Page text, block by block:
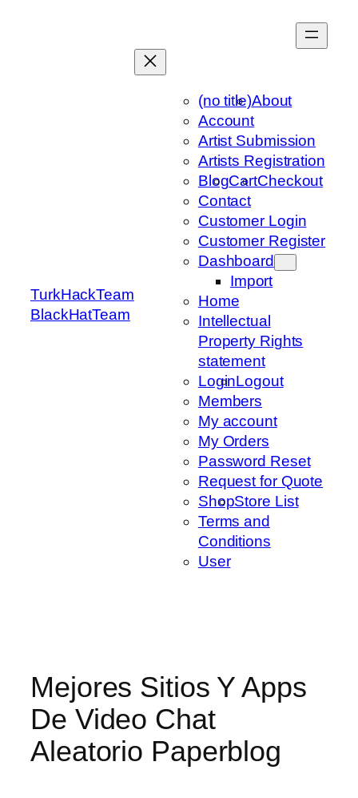
TurkHackTeam
BlackHatTeam
(no title)About
Account
Artist Submission
Artists Registration
BlogCartCheckout
Contact
Customer Login
Customer Register
Dashboard
Import
Home
Intellectual
Property Rights
statement
LoginLogout
Members
My account
My Orders
Password Reset
Request for Quote
ShopStore List
Terms and
Conditions
User
Mejores Sitios Y Apps
De Video Chat
Aleatorio Paperblog